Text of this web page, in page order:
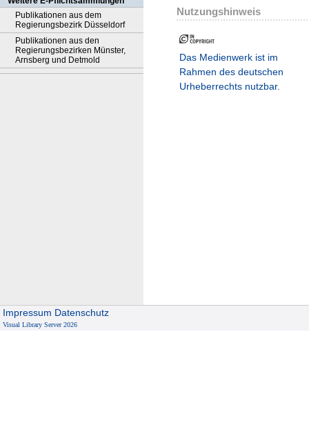
Publikationen aus dem
Regierungsbezirk Düsseldorf
Publikationen aus den
Regierungsbezirken Münster,
Arnsberg und Detmold
Nutzungshinweis
Das Medienwerk ist im
Rahmen des deutschen
Urheberrechts nutzbar.
Impressum Datenschutz
Visual Library Server 2026